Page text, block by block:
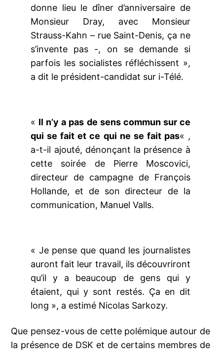
donne lieu le dîner d’anniversaire de
Monsieur Dray, avec Monsieur
Strauss-Kahn – rue Saint-Denis, ça ne
s’invente pas -, on se demande si
parfois les socialistes réfléchissent »,
a dit le président-candidat sur i-Télé.
« Il n’y a pas de sens commun sur ce
qui se fait et ce qui ne se fait pas« ,
a-t-il ajouté, dénonçant la présence à
cette soirée de Pierre Moscovici,
directeur de campagne de François
Hollande, et de son directeur de la
communication, Manuel Valls.
« Je pense que quand les journalistes
auront fait leur travail, ils découvriront
qu’il y a beaucoup de gens qui y
étaient, qui y sont restés. Ça en dit
long », a estimé Nicolas Sarkozy.
Que pensez-vous de cette polémique autour de
la présence de DSK et de certains membres de